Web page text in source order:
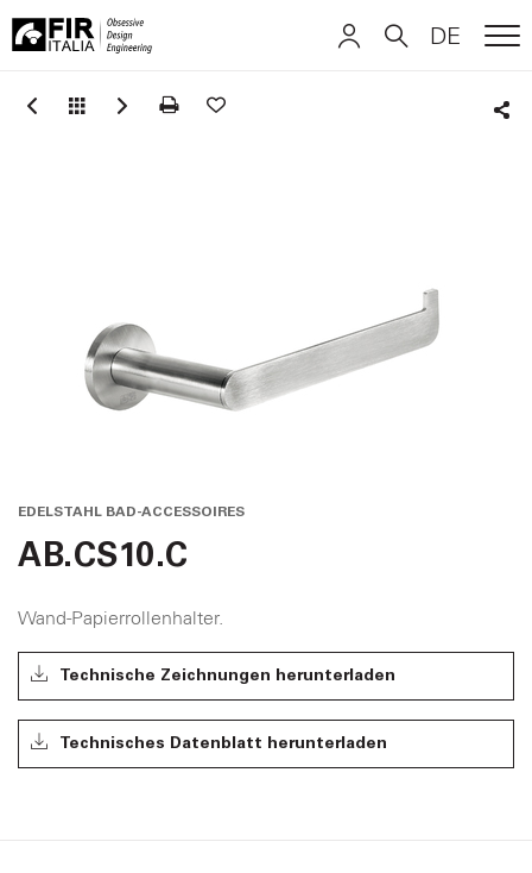
Italia
DE
EDELSTAHL BAD-ACCESSOIRES
AB.CS10.C
Wand-Papierrollenhalter.
Technische Zeichnungen herunterladen
Technisches Datenblatt herunterladen